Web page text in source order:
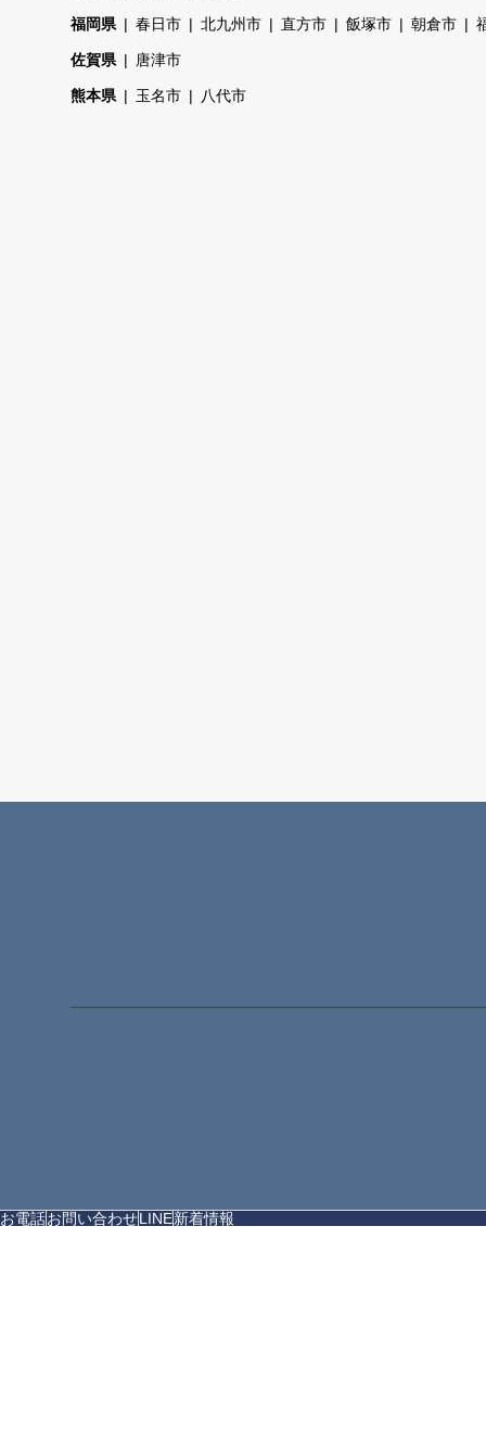
福岡県 春日市 北九州市 直方市 飯塚市 朝倉市
佐賀県 唐津市
熊本県 玉名市 八代市
お電話お問い合わせLINE新着情報